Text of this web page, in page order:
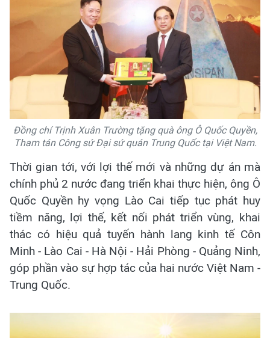
Đồng chí Trịnh Xuân Trường tặng quà ông Ô Quốc Quyền,
Tham tán Công sứ Đại sứ quán Trung Quốc tại Việt Nam.
Thời gian tới, với lợi thế mới và những dự án mà
chính phủ 2 nước đang triển khai thực hiện, ông Ô
Quốc Quyền hy vọng Lào Cai tiếp tục phát huy
tiềm năng, lợi thế, kết nối phát triển vùng, khai
thác có hiệu quả tuyến hành lang kinh tế Côn
Minh - Lào Cai - Hà Nội - Hải Phòng - Quảng Ninh,
góp phần vào sự hợp tác của hai nước Việt Nam -
Trung Quốc.